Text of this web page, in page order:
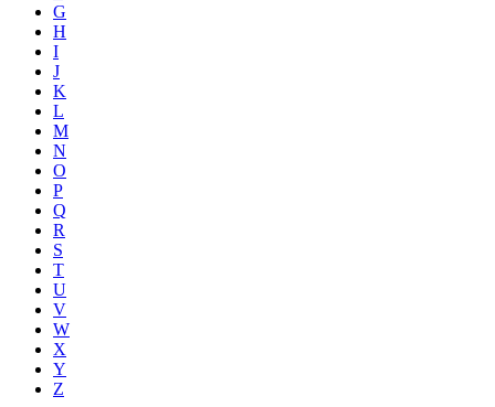
G
H
I
J
K
L
M
N
O
P
Q
R
S
T
U
V
W
X
Y
Z